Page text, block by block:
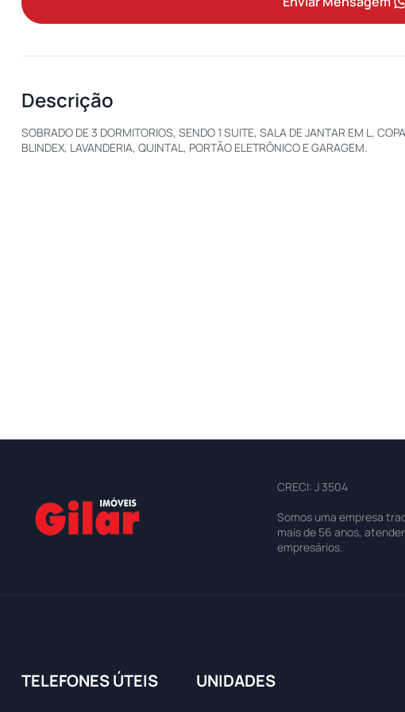
Descrição
SOBRADO DE 3 DORMITORIOS, SENDO 1 SUITE, SALA DE JANTAR EM L,
BLINDEX, LAVANDERIA, QUINTAL, PORTÃO ELETRÔNICO E GARAGEM.
CRECI: J 3504
Somos uma empresa
mais de 56 anos,
empresários.
TELEFONES ÚTEIS UNIDADES